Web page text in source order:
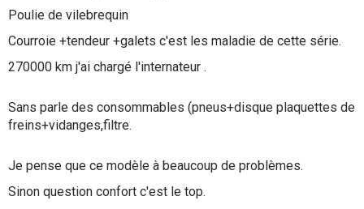
Forum
Moto
Marques
Poulie de vilebrequin
Courroie +tendeur +galets c'est les maladie de cette série.
270000 km j'ai chargé l'internateur .
Sans parle des consommables (pneus+disque plaquettes de
freins+vidanges,filtre.
Je pense que ce modèle à beaucoup de problèmes.
Sinon question confort c'est le top.